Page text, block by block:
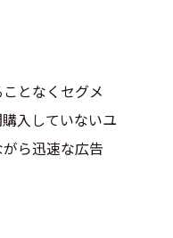
となくセグメ
入していないユ
ら迅速な広告